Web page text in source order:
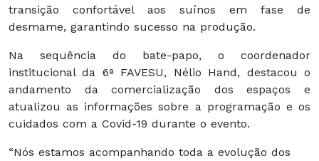
transição confortável aos suínos em fase de
desmame, garantindo sucesso na produção.
Na sequência do bate-papo, o coordenador
institucional da 6ª FAVESU, Nélio Hand, destacou o
andamento da comercialização dos espaços e
atualizou as informações sobre a programação e os
cuidados com a Covid-19 durante o evento.
“Nós estamos acompanhando toda a evolução dos